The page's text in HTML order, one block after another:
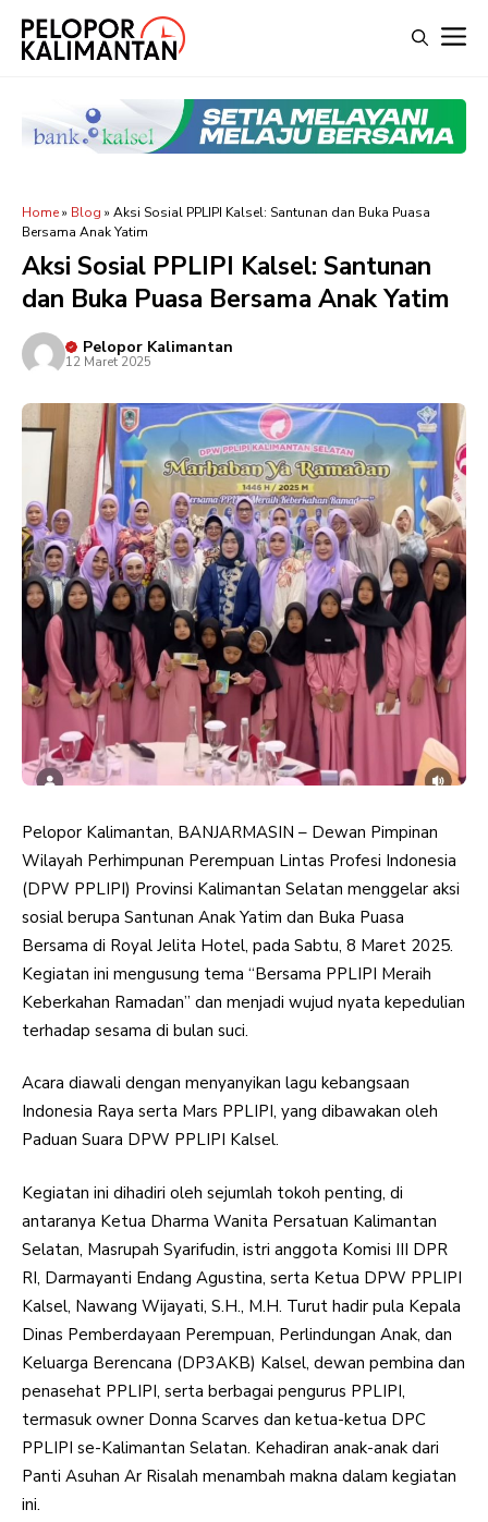
Home» Blog » Aksi Sosial PPLIPI Kalsel: Santunan dan Buka Puasa
Bersama Anak Yatim
Aksi Sosial PPLIPI Kalsel: Santunan
dan Buka Puasa Bersama Anak Yatim
Pelopor Kalimantan
12 Maret 2025
Pelopor Kalimantan, BANJARMASIN – Dewan Pimpinan
Wilayah Perhimpunan Perempuan Lintas Profesi Indonesia
(DPW PPLIPI) Provinsi Kalimantan Selatan menggelar aksi
sosial berupa Santunan Anak Yatim dan Buka Puasa
Bersama di Royal Jelita Hotel, pada Sabtu, 8 Maret 2025.
Kegiatan ini mengusung tema “Bersama PPLIPI Meraih
Keberkahan Ramadan” dan menjadi wujud nyata kepedulian
terhadap sesama di bulan suci.
Acara diawali dengan menyanyikan lagu kebangsaan
Indonesia Raya serta Mars PPLIPI, yang dibawakan oleh
Paduan Suara DPW PPLIPI Kalsel.
Kegiatan ini dihadiri oleh sejumlah tokoh penting, di
antaranya Ketua Dharma Wanita Persatuan Kalimantan
Selatan, Masrupah Syarifudin, istri anggota Komisi III DPR
RI, Darmayanti Endang Agustina, serta Ketua DPW PPLIPI
Kalsel, Nawang Wijayati, S.H., M.H. Turut hadir pula Kepala
Dinas Pemberdayaan Perempuan, Perlindungan Anak, dan
Keluarga Berencana (DP3AKB) Kalsel, dewan pembina dan
penasehat PPLIPI, serta berbagai pengurus PPLIPI,
termasuk owner Donna Scarves dan ketua-ketua DPC
PPLIPI se-Kalimantan Selatan. Kehadiran anak-anak dari
Panti Asuhan Ar Risalah menambah makna dalam kegiatan
ini.